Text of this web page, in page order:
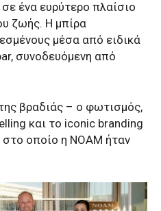
ένα ευρύτερο πλαίσιο
ζωής. Η μπίρα
μέσα από ειδικά
συνοδευόμενη από
βραδιάς – ο φωτισμός,
και το iconic branding
οποίο η NOAM ήταν